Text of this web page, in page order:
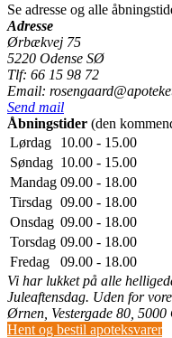
Se adresse og alle
Adresse
Ørbækvej 75
5220 Odense SØ
Tlf: 66 15 98 72
Email:
Send mail
Åbningstider (den
Lørdag
10.00 - 15.00
Søndag 10.00 - 15.00
Mandag 09.00 - 18.00
Tirsdag 09.00 - 18.00
Onsdag 09.00 - 18.00
Torsdag 09.00 - 18.00
Fredag
09.00 - 18.00
Vi har lukket på alle
Juleaftensdag. Uden for
Ørnen, Vestergade 80, 5000
Hent og bestil apoteksvarer